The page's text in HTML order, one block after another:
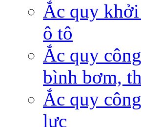
Ắc quy
ô tô
Ắc quy
bình bơm,
Ắc quy
lực